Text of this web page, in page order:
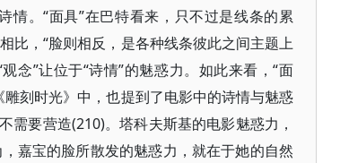
。“面具”在巴特看来，只不过是线条的累
比，“脸则相反，是各种线条彼此之间主题上
念”让位于“诗情”的魅惑力。如此来看，“面
刻时光》中，也提到了电影中的诗情与魅惑
需要营造(210)。塔科夫斯基的电影魅惑力，
嘉宝的脸所散发的魅惑力，就在于她的自然